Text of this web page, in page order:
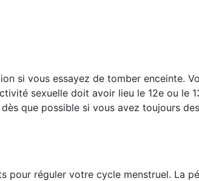
si vous essayez de tomber enceinte.
sexuelle doit avoir lieu le 12e ou le
que possible si vous avez toujours
pour réguler votre cycle menstruel. La